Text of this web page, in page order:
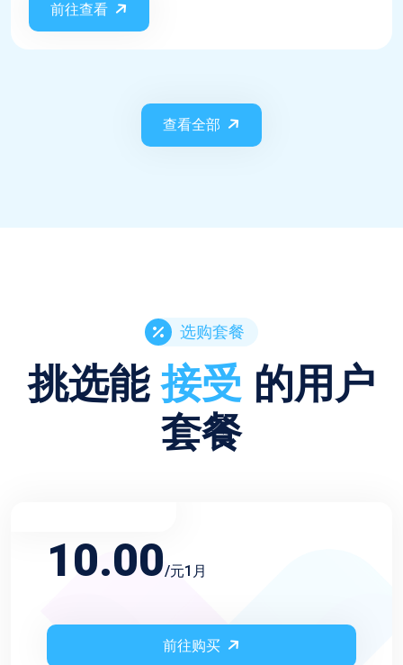
前往查看
查看全部
选购套餐
挑选能接受 的用户
套餐
10.00/元1月
前往购买